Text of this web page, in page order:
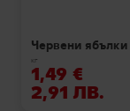
Червени
кг
1,49 €
2,91 ЛВ.